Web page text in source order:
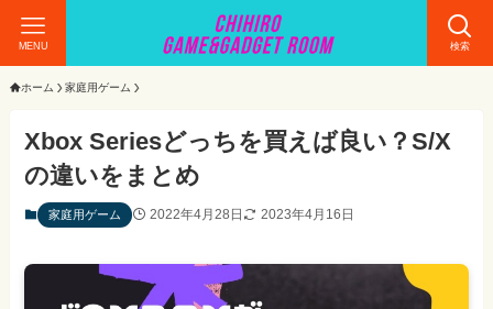
検索
MENU
ホーム 家庭用ゲーム
Xbox Seriesどっちを買えば良い？S/X
の違いをまとめ
家庭用ゲーム 2022年4月28日 2023年4月16日